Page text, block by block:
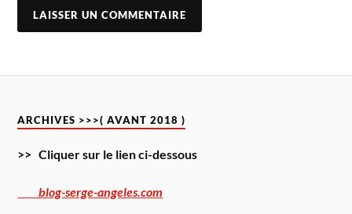
ARCHIVES >>>( AVANT 2018 )
>> Cliquer sur le lien ci-dessous
blog-serge-angeles.com